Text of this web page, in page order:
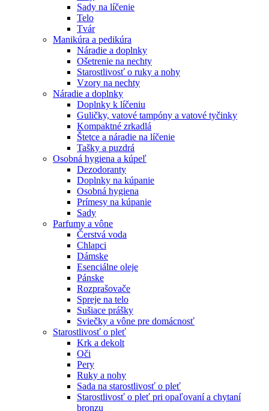
Sady na líčenie
Telo
Tvár
Manikúra a pedikúra
Náradie a doplnky
Ošetrenie na nechty
Starostlivosť o ruky a nohy
Vzory na nechty
Náradie a doplnky
Doplnky k líčeniu
Guličky, vatové tampóny a vatové tyčinky
Kompaktné zrkadlá
Štetce a náradie na líčenie
Tašky a puzdrá
Osobná hygiena a kúpeľ
Dezodoranty
Doplnky na kúpanie
Osobná hygiena
Prímesy na kúpanie
Sady
Parfumy a vône
Čerstvá voda
Chlapci
Dámske
Esenciálne oleje
Pánske
Rozprašovače
Spreje na telo
Sušiace prášky
Sviečky a vône pre domácnosť
Starostlivosť o pleť
Krk a dekolt
Oči
Pery
Ruky a nohy
Sada na starostlivosť o pleť
Starostlivosť o pleť pri opaľovaní a chytaní
bronzu